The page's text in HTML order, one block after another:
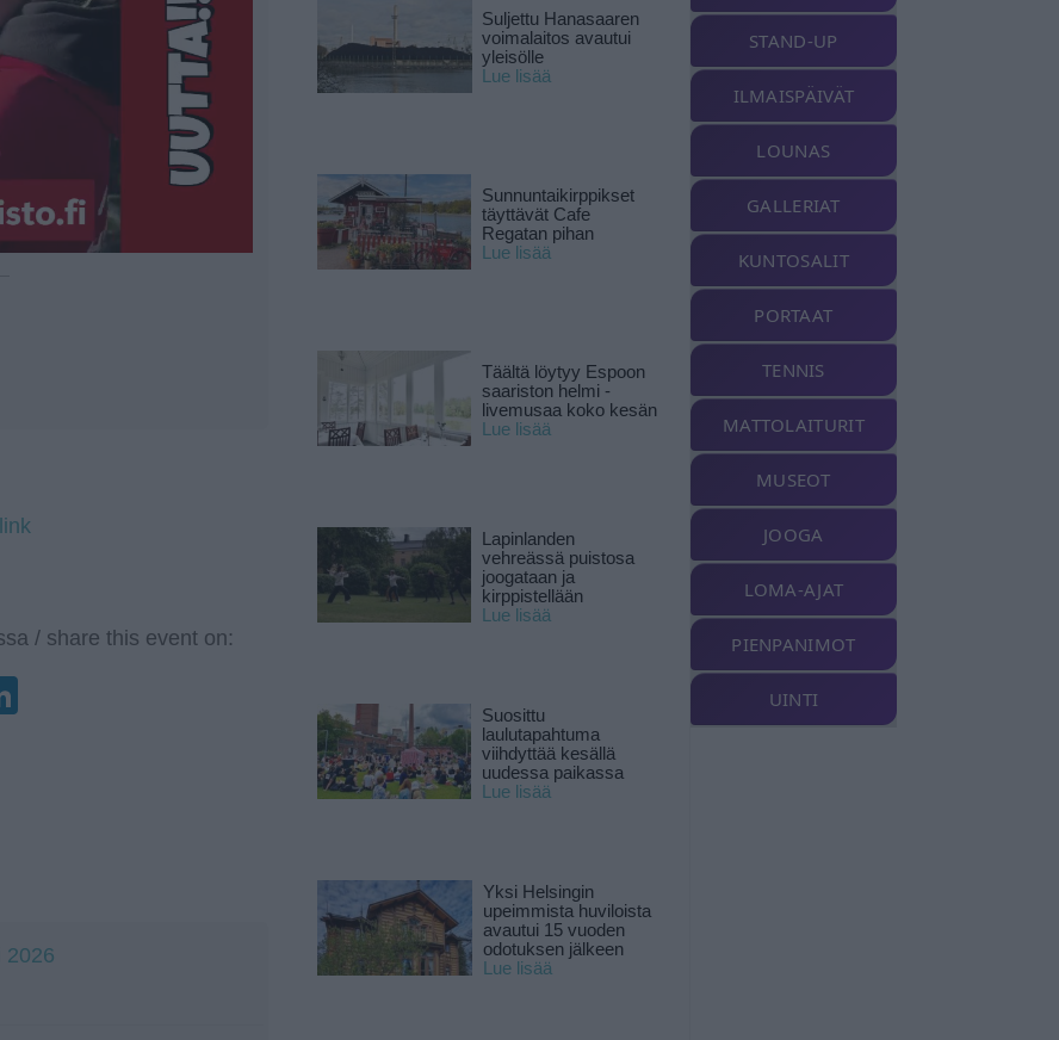
/ share this event on:
2026
Suljettu Hanasaaren
voimalaitos avautui
yleisölle
Lue lisää
Sunnuntaikirppikset
täyttävät Cafe
Regatan pihan
Lue lisää
Täältä löytyy Espoon
saariston helmi -
livemusaa koko kesän
Lue lisää
Lapinlanden
vehreässä puistosa
joogataan ja
kirppistellään
Lue lisää
Suosittu
laulutapahtuma
viihdyttää kesällä
uudessa paikassa
Lue lisää
Yksi Helsingin
upeimmista huviloista
avautui 15 vuoden
odotuksen jälkeen
Lue lisää
STAND-UP
ILMAISPÄIVÄT
LOUNAS
GALLERIAT
KUNTOSALIT
PORTAAT
TENNIS
MATTOLAITURIT
MUSEOT
JOOGA
LOMA-AJAT
PIENPANIMOT
UINTI